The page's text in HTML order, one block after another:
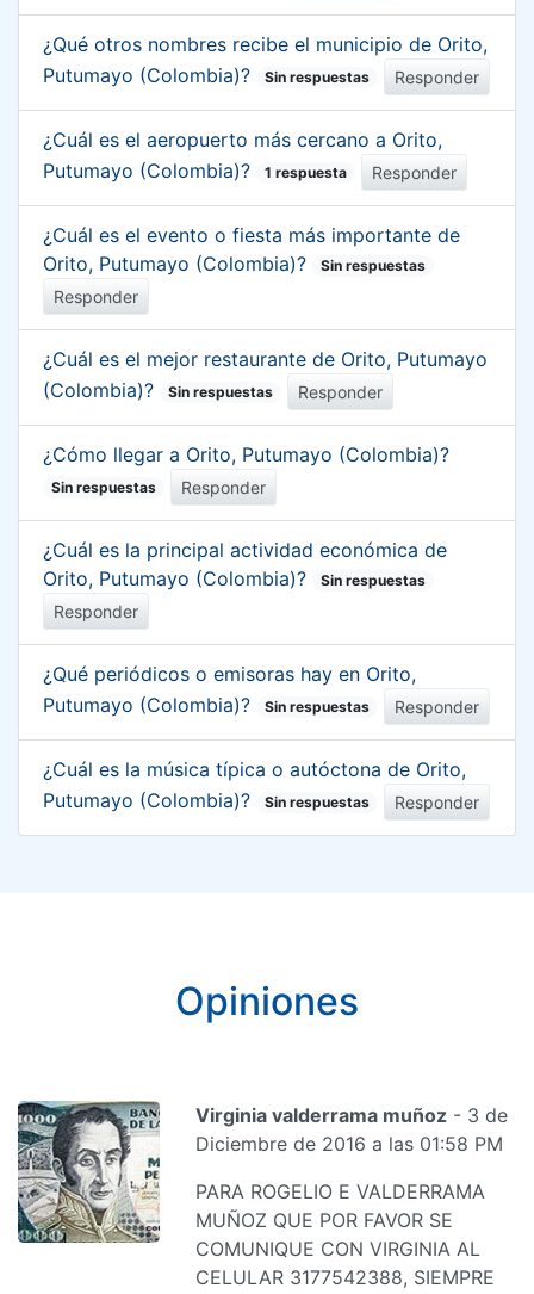
¿Qué otros nombres recibe el municipio de Orito,
Putumayo (Colombia)?
Sin respuestas Responder
¿Cuál es el aeropuerto más cercano a Orito,
Putumayo (Colombia)?
1 respuesta Responder
¿Cuál es el evento o fiesta más importante de
Orito, Putumayo (Colombia)?
Sin respuestas
Responder
¿Cuál es el mejor restaurante de Orito, Putumayo
(Colombia)?
Sin respuestas Responder
¿Cómo llegar a Orito, Putumayo (Colombia)?
Sin respuestas Responder
¿Cuál es la principal actividad económica de
Orito, Putumayo (Colombia)?
Sin respuestas
Responder
¿Qué periódicos o emisoras hay en Orito,
Putumayo (Colombia)?
Sin respuestas Responder
¿Cuál es la música típica o autóctona de Orito,
Putumayo (Colombia)?
Sin respuestas Responder
Opiniones
Virginia valderrama muñoz - 3 de
Diciembre de 2016 a las 01:58 PM
PARA ROGELIO E VALDERRAMA
MUÑOZ QUE POR FAVOR SE
COMUNIQUE CON VIRGINIA AL
CELULAR 3177542388, SIEMPRE